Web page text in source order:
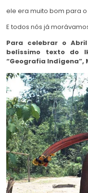
ele era muito bom para
E todos nós já
Para celebrar o
belíssimo texto do
“Geografia Indígena”,